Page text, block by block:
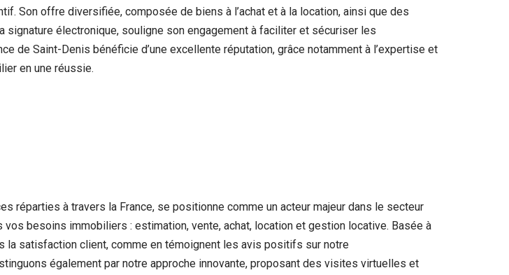
Son offre diversifiée, composée de biens à l’achat et à la location, ainsi que des
électronique, souligne son engagement à faciliter et sécuriser les
de Saint-Denis bénéficie d’une excellente réputation, grâce notamment à l’expertise et
en une réussie.
à travers la France, se positionne comme un acteur majeur dans le secteur
besoins immobiliers : estimation, vente, achat, location et gestion locative. Basée à
la satisfaction client, comme en témoignent les avis positifs sur notre
également par notre approche innovante, proposant des visites virtuelles et